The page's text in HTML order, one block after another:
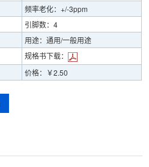
频率老化：+/-3ppm
引脚数：4
用途：通用/一般用途
规格书下载：
价格：￥2.50